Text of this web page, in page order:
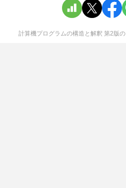
計算機プログラムの構造と解釈 第2版の